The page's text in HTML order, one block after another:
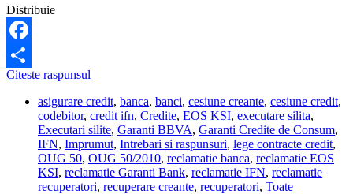
Distribuie
Facebook
Share
Citeste raspunsul
cesiunea
creditului,
daca
nu
am
restante?
asigurare credit, banca, banci, cesiune creante, cesiune credit,
codebitor, credit ifn, Credite, EOS KSI, executare silita,
Executari silite, Garanti BBVA, Garanti Credite de Consum,
IFN, Imprumut, Intrebari si raspunsuri, lege contracte credit,
OUG 50, OUG 50/2010, reclamatie banca, reclamatie EOS
KSI, reclamatie Garanti Bank, reclamatie IFN, reclamatie
recuperatori, recuperare creante, recuperatori, Toate